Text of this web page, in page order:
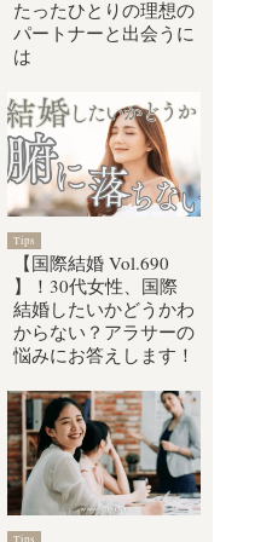
たったひとりの理想の
パートナーと出会うに
は
Tips
【国際結婚 Vol.690
】！30代女性、国際
結婚したいかどうかわ
からない？アラサーの
悩みにお答えします！
Tips